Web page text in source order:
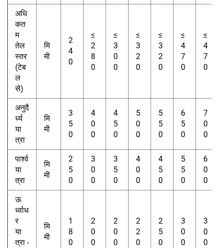
अधि
कत
म
तेल
स्तर
(टेब
ल
से)
मि
मी
2
4
0
≤
2
8
0
≤
3
0
0
≤
3
2
0
≤
3
2
0
≤
4
7
0
≤
4
7
0
अनुदै
र्ध्य
या
त्रा
मि
मी
3
5
0
4
0
0
4
5
0
5
0
0
5
5
0
6
5
0
7
0
0
पार्श्व
या
त्रा
मि
मी
2
5
0
3
0
0
3
5
0
4
0
0
4
5
0
5
5
0
6
0
0
ऊ
र्ध्वाध
र
या
त्रा -
मि
मी
1
8
0
2
0
0
2
0
0
2
2
0
2
5
0
3
0
0
3
0
0